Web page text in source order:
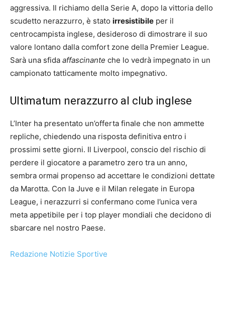
aggressiva. Il richiamo della Serie A, dopo la vittoria dello
scudetto nerazzurro, è stato irresistibile per il
centrocampista inglese, desideroso di dimostrare il suo
valore lontano dalla comfort zone della Premier League.
Sarà una sfida affascinante che lo vedrà impegnato in un
campionato tatticamente molto impegnativo.
Ultimatum nerazzurro al club inglese
L’Inter ha presentato un’offerta finale che non ammette
repliche, chiedendo una risposta definitiva entro i
prossimi sette giorni. Il Liverpool, conscio del rischio di
perdere il giocatore a parametro zero tra un anno,
sembra ormai propenso ad accettare le condizioni dettate
da Marotta. Con la Juve e il Milan relegate in Europa
League, i nerazzurri si confermano come l’unica vera
meta appetibile per i top player mondiali che decidono di
sbarcare nel nostro Paese.
Redazione Notizie Sportive